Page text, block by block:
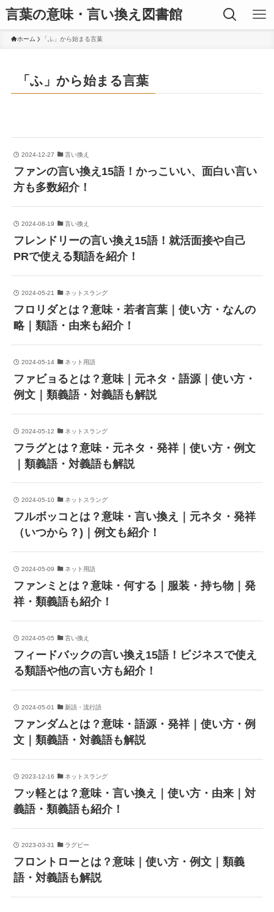
言葉の意味・言い換え図書館
ホーム 「ふ」から始まる言葉
「ふ」から始まる言葉
2024-12-27 言い換え
ファンの言い換え15語！かっこいい、面白い言い
方も多数紹介！
2024-08-19 言い換え
フレンドリーの言い換え15語！就活面接や自己
PRで使える類語を紹介！
2024-05-21 ネットスラング
フロリダとは？意味・若者言葉｜使い方・なんの
略｜類語・由来も紹介！
2024-05-14 ネット用語
ファビョるとは？意味｜元ネタ・語源｜使い方・
例文｜類義語・対義語も解説
2024-05-12 ネットスラング
フラグとは？意味・元ネタ・発祥｜使い方・例文
｜類義語・対義語も解説
2024-05-10 ネットスラング
フルボッコとは？意味・言い換え｜元ネタ・発祥
（いつから？)｜例文も紹介！
2024-05-09 ネット用語
ファンミとは？意味・何する｜服装・持ち物｜発
祥・類義語も紹介！
2024-05-05 言い換え
フィードバックの言い換え15語！ビジネスで使え
る類語や他の言い方も紹介！
2024-05-01 新語・流行語
ファンダムとは？意味・語源・発祥｜使い方・例
文｜類義語・対義語も解説
2023-12-16 ネットスラング
フッ軽とは？意味・言い換え｜使い方・由来｜対
義語・類義語も紹介！
2023-03-31 ラグビー
フロントローとは？意味｜使い方・例文｜類義
語・対義語も解説